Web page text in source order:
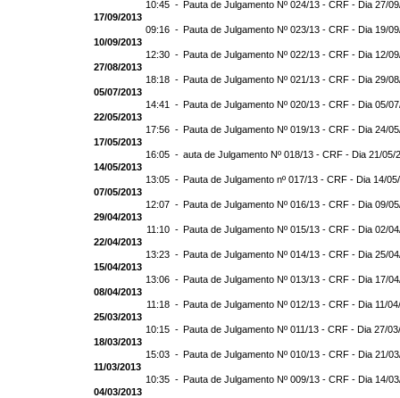
10:45 - Pauta de Julgamento Nº 024/13 - CRF - Dia 27/
17/09/2013
09:16 - Pauta de Julgamento Nº 023/13 - CRF - Dia 19/
10/09/2013
12:30 - Pauta de Julgamento Nº 022/13 - CRF - Dia 12/
27/08/2013
18:18 - Pauta de Julgamento Nº 021/13 - CRF - Dia 29/
05/07/2013
14:41 - Pauta de Julgamento Nº 020/13 - CRF - Dia 05/
22/05/2013
17:56 - Pauta de Julgamento Nº 019/13 - CRF - Dia 24/
17/05/2013
16:05 - auta de Julgamento Nº 018/13 - CRF - Dia 21/05/
14/05/2013
13:05 - Pauta de Julgamento nº 017/13 - CRF - Dia 14/
07/05/2013
12:07 - Pauta de Julgamento Nº 016/13 - CRF - Dia 09/
29/04/2013
11:10 - Pauta de Julgamento Nº 015/13 - CRF - Dia 02/
22/04/2013
13:23 - Pauta de Julgamento Nº 014/13 - CRF - Dia 25/
15/04/2013
13:06 - Pauta de Julgamento Nº 013/13 - CRF - Dia 17/
08/04/2013
11:18 - Pauta de Julgamento Nº 012/13 - CRF - Dia 11/
25/03/2013
10:15 - Pauta de Julgamento Nº 011/13 - CRF - Dia 27/
18/03/2013
15:03 - Pauta de Julgamento Nº 010/13 - CRF - Dia 21/
11/03/2013
10:35 - Pauta de Julgamento Nº 009/13 - CRF - Dia 14/
04/03/2013